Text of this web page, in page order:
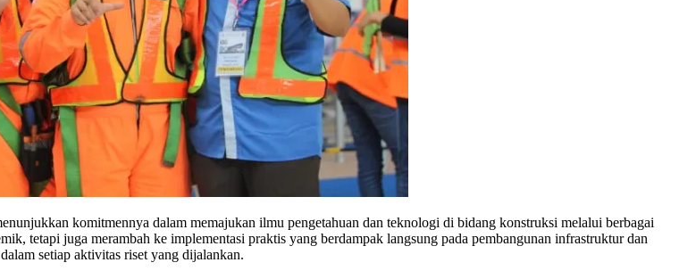
komitmennya dalam memajukan ilmu pengetahuan dan teknologi di bidang konstruksi melalui berbagai
tetapi juga merambah ke implementasi praktis yang berdampak langsung pada pembangunan infrastruktur dan
setiap aktivitas riset yang dijalankan.